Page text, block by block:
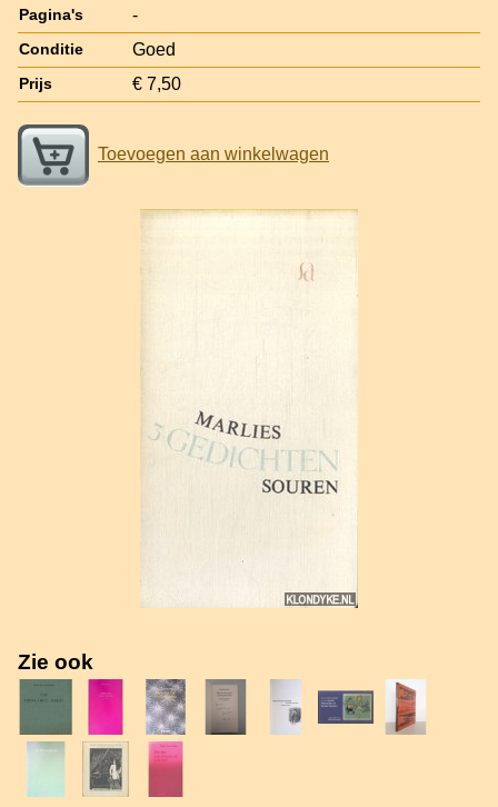
Pagina's -
Conditie Goed
Prijs € 7,50
Toevoegen aan winkelwagen
Zie ook